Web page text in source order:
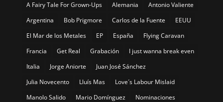
A Fairy Tale For Grown-Ups Alemania
Antonio Valiente
Argentina
Bob Prigmore Carlos de la Fuente
EEUU
El Mar de los Metales
EP España
Flying Caravan
Francia
Get Real Grabación
I just wanna break even
Italia
Jorge Aniorte
Juan José Sánchez
Julia Novecento
Lluís Mas
Love´s Labour Mislaid
Manolo Salido
Mario Domínguez
Nominaciones